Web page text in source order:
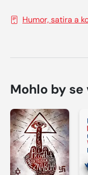
Humor, satira a
Mohlo by